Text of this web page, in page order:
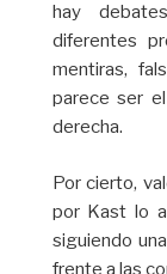
hay
diferentes
mentiras,
parece ser
derecha.
Por cierto,
por Kast lo
siguiendo
frente a las